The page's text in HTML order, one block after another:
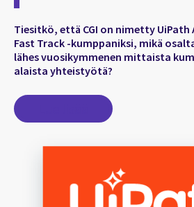
Tiesitkö, että CGI on nimetty
Fast Track -kumppaniksi, mikä
lähes vuosikymmenen mittaista
alaista yhteistyötä?